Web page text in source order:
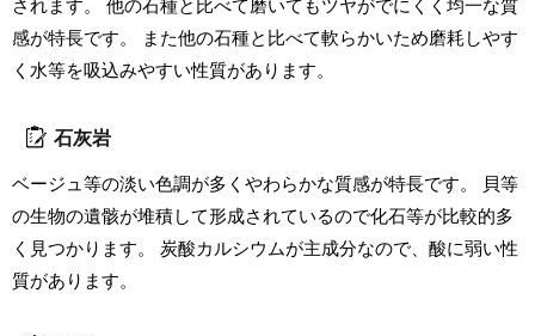
されます。 他の石種と比べて磨いてもツヤがでにくく均一な質
感が特長です。 また他の石種と比べて軟らかいため磨耗しやす
く水等を吸込みやすい性質があります。
石灰岩
ベージュ等の淡い色調が多くやわらかな質感が特長です。 貝等
の生物の遺骸が堆積して形成されているので化石等が比較的多
く見つかります。 炭酸カルシウムが主成分なので、酸に弱い性
質があります。